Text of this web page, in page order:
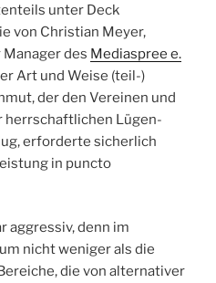
unter Deck
von Christian Meyer,
des Mediaspree e.
Art und Weise (teil-)
der den Vereinen und
herrschaftlichen Lügen-
erforderte sicherlich
in puncto
aggressiv, denn im
nicht weniger als die
die von alternativer